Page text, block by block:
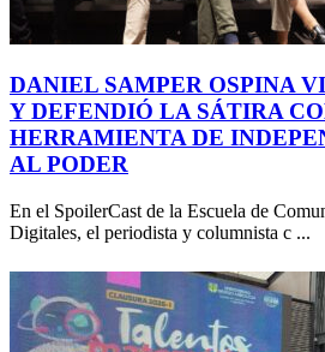
DANIEL SAMPER OSPINA
Y DEFENDIÓ LA SÁTIRA
HERRAMIENTA DE
AL PODER
En el SpoilerCast de la Escuela de
Digitales, el periodista y columnista c ...